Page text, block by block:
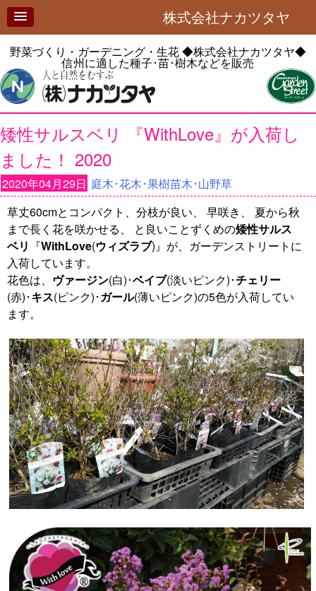
株式会社ナカツタヤ
野菜づくり・ガーデニング・生花◆株式会社ナカツタヤ◆
信州に適した種子･苗･樹木などを販売
矮性サルスベリ 『WithLove』が入荷し
ました！ 2020
2020年04月29日 庭木･花木･果樹苗木･山野草
草丈60cmとコンパクト、分枝が良い、 早咲き、 夏から秋
まで長く花を咲かせる、 と良いことずくめの矮性サルス
ベリ 『WithLove(ウィズラブ)』が、ガーデンストリートに
入荷しています。
花色は、 ヴァージン(白)･ベイブ(淡いピンク)･チェリー
(赤)･キス(ピンク)･ガール(薄いピンク)の5色が入荷してい
ます。